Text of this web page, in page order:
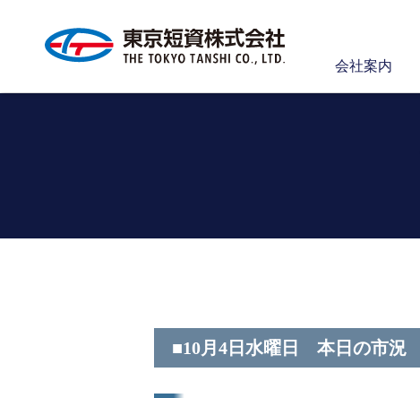
会社案内
■10月4日水曜日 本日の市況